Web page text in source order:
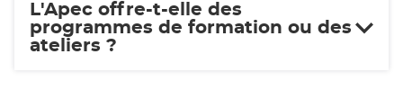
L'Apec offre-t-elle des
programmes de formation ou des
ateliers ?